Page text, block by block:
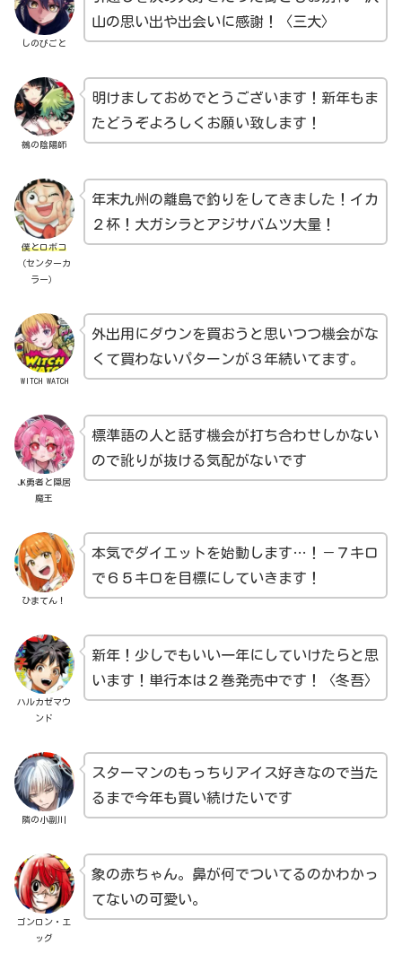
しのびごと
山の思い出や出会いに感謝！〈三大〉
鵺の陰陽師
明けましておめでとうございます！新年もま
たどうぞよろしくお願い致します！
僕とロボコ
（センターカ
ラー）
年末九州の離島で釣りをしてきました！イカ
２杯！大ガシラとアジサバムツ大量！
WITCH WATCH
外出用にダウンを買おうと思いつつ機会がな
くて買わないパターンが３年続いてます。
JK勇者と隠居
魔王
標準語の人と話す機会が打ち合わせしかない
ので訛りが抜ける気配がないです
ひまてん！
本気でダイエットを始動します…！－７キロ
で６５キロを目標にしていきます！
ハルカゼマウ
ンド
新年！少しでもいい一年にしていけたらと思
います！単行本は２巻発売中です！〈冬吾〉
隣の小副川
スターマンのもっちりアイス好きなので当た
るまで今年も買い続けたいです
ゴンロン・エ
ッグ
象の赤ちゃん。鼻が何でついてるのかわかっ
てないの可愛い。